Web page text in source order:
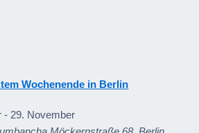
Wochenende in Berlin
- 29. November